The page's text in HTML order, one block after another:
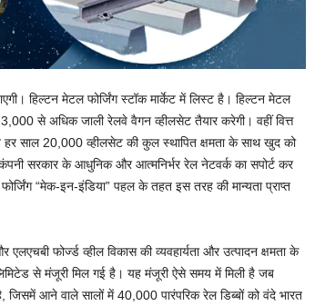
हिल्टन मेटल फोर्जिंग स्टॉक मार्केट में लिस्ट है। हिल्टन मेटल
से अधिक जाली रेलवे वैगन व्हीलसेट तैयार करेगी। वहीं वित्त
साल 20,000 व्हीलसेट की कुल स्थापित क्षमता के साथ खुद को
सरकार के आधुनिक और आत्मनिर्भर रेल नेटवर्क का सपोर्ट कर
“मेक-इन-इंडिया” पहल के तहत इस तरह की मान्यता प्राप्त
फोर्ज्ड व्हील विकास की व्यवहार्यता और उत्पादन क्षमता के
से मंजूरी मिल गई है। यह मंजूरी ऐसे समय में मिली है जब
आने वाले सालों में 40,000 पारंपरिक रेल डिब्बों को वंदे भारत